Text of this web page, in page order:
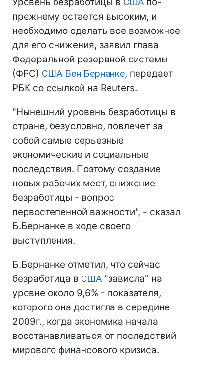
прежнему остается высоким, и
необходимо сделать все возможное
для его снижения, заявил глава
Федеральной резервной системы
(ФРС) США Бен Бернанке, передает
РБК со ссылкой на Reuters.
"Нынешний уровень безработицы в
стране, безусловно, повлечет за
собой самые серьезные
экономические и социальные
последствия. Поэтому создание
новых рабочих мест, снижение
безработицы - вопрос
первостепенной важности", - сказал
Б.Бернанке в ходе своего
выступления.
Б.Бернанке отметил, что сейчас
безработица в США "зависла" на
уровне около 9,6% - показателя,
которого она достигла в середине
2009г., когда экономика начала
восстанавливаться от последствий
мирового финансового кризиса.